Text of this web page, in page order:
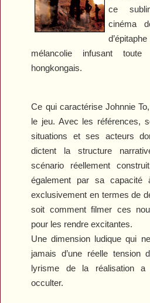
ce
cinéma
mélancolie infusant
hongkongais.
Ce qui caractérise Johnnie
le jeu. Avec les références,
situations et ses acteurs
dictent la structure
scénario réellement
également par sa capacité
exclusivement en termes de
soit comment filmer ces
pour les rendre excitantes.
Une dimension ludique qui
jamais d’une réelle tension
lyrisme de la réalisation a
occulter.